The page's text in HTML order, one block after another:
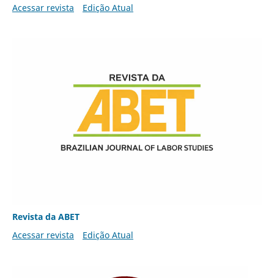
Acessar revista Edição Atual
Revista da ABET
Acessar revista
Edição Atual